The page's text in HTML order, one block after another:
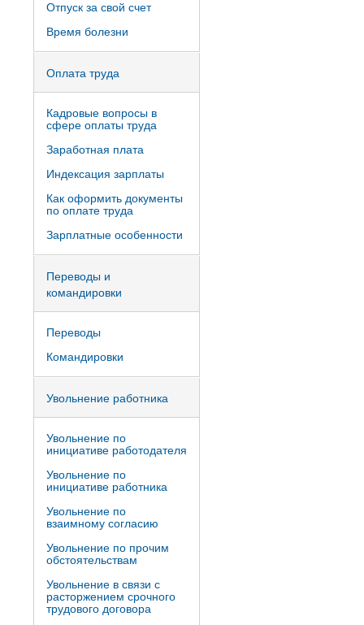
Отпуск за свой счет
Время болезни
Оплата труда
Кадровые вопросы в
сфере оплаты труда
Заработная плата
Индексация зарплаты
Как оформить документы
по оплате труда
Зарплатные особенности
Переводы и
командировки
Переводы
Командировки
Увольнение работника
Увольнение по
инициативе работодателя
Увольнение по
инициативе работника
Увольнение по
взаимному согласию
Увольнение по прочим
обстоятельствам
Увольнение в связи с
расторжением срочного
трудового договора